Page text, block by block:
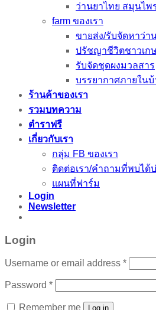
ว่านยาไทย สมุนไพ
farm ของเรา
ขายส่ง/รับจัดหาว่า
ปรัชญาชีวิตชาวเก
รับจัดชุดผงมวลสาร
บรรยากาศภายใน
ร้านค้าของเรา
รวมบทความ
ตำราฟรี
เกี่ยวกับเรา
กลุ่ม FB ของเรา
ติดต่อเรา/คำถามที่พบได้
แผนที่ฟาร์ม
Login
Newsletter
Login
Username or email address *
Password *
Remember me Log in